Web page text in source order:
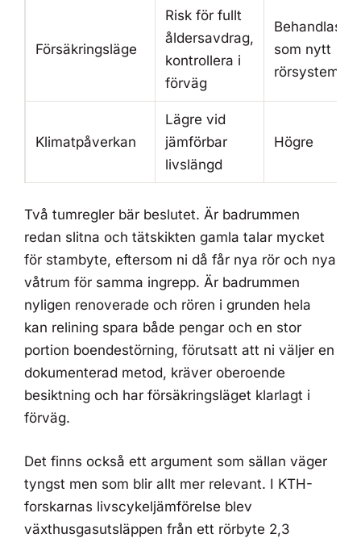
Försäkringsläge
Risk för fullt
åldersavdrag,
kontrollera i
förväg
Behandlas
som nytt
rörsystem
Klimatpåverkan
Lägre vid
jämförbar
livslängd
Högre
Två tumregler bär beslutet. Är badrummen
redan slitna och tätskikten gamla talar mycket
för stambyte, eftersom ni då får nya rör och nya
våtrum för samma ingrepp. Är badrummen
nyligen renoverade och rören i grunden hela
kan relining spara både pengar och en stor
portion boendestörning, förutsatt att ni väljer en
dokumenterad metod, kräver oberoende
besiktning och har försäkringsläget klarlagt i
förväg.
Det finns också ett argument som sällan väger
tyngst men som blir allt mer relevant. I KTH-
forskarnas livscykeljämförelse blev
växthusgasutsläppen från ett rörbyte 2,3